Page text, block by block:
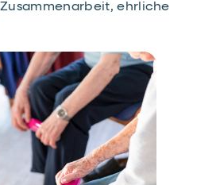
­ehrliche